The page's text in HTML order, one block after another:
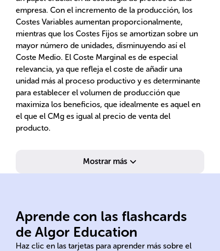
empresa. Con el incremento de la producción, los
Costes Variables aumentan proporcionalmente,
mientras que los Costes Fijos se amortizan sobre un
mayor número de unidades, disminuyendo así el
Coste Medio. El Coste Marginal es de especial
relevancia, ya que refleja el coste de añadir una
unidad más al proceso productivo y es determinante
para establecer el volumen de producción que
maximiza los beneficios, que idealmente es aquel en
el que el CMg es igual al precio de venta del
producto.
Mostrar más
Aprende con las flashcards
de Algor Education
Haz clic en las tarjetas para aprender más sobre el
Coste Coste